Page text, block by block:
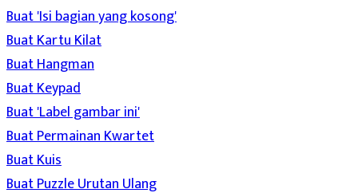
Buat 'Isi bagian yang kosong'
Buat Kartu Kilat
Buat Hangman
Buat Keypad
Buat 'Label gambar ini'
Buat Permainan Kwartet
Buat Kuis
Buat Puzzle Urutan Ulang